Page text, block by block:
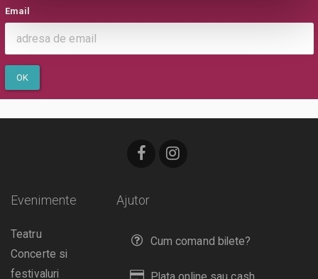
Email
OK
Ajutor
Cum comand bilete?
Evenimente
Teatru
Concerte si
festivaluri